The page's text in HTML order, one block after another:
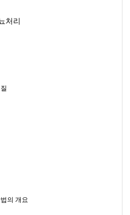
처리
의 개요